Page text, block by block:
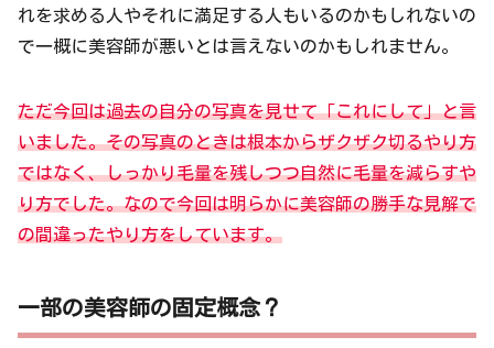
れを求める人やそれに満足する人もいるのかもしれないの
で一概に美容師が悪いとは言えないのかもしれません。
ただ今回は過去の自分の写真を見せて「これにして」と言
いました。その写真のときは根本からザクザク切るやり方
ではなく、しっかり毛量を残しつつ自然に毛量を減らすや
り方でした。なので今回は明らかに美容師の勝手な見解で
の間違ったやり方をしています。
一部の美容師の固定概念？